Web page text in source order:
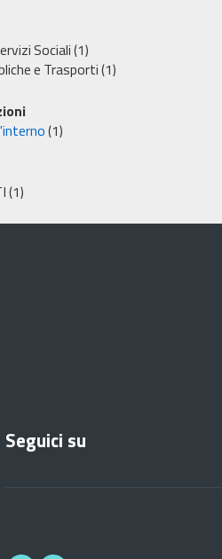
Sociali(1)
e Trasporti(1)
(1)
(1)
Seguici su